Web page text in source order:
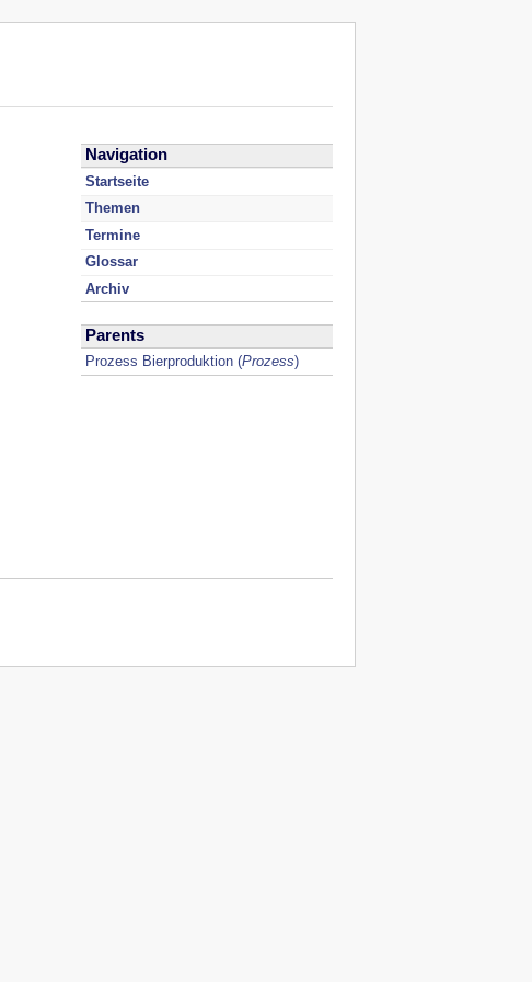
Navigation
Startseite
Themen
Termine
Glossar
Archiv
Parents
Prozess Bierproduktion (Prozess)